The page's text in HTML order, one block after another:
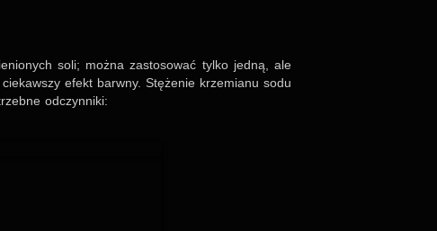
soli; można zasto­so­wać tylko jedną, ale
efekt barwny. Stęże­nie krze­mianu sodu
odczyn­niki: